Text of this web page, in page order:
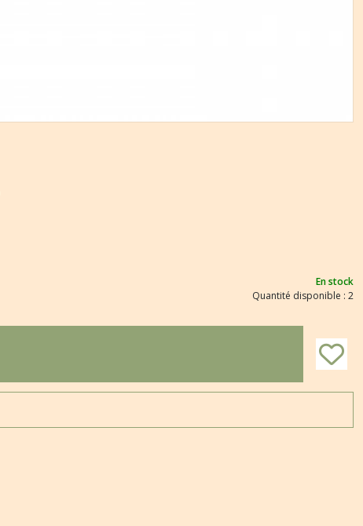
En stock
Quantité disponible : 2